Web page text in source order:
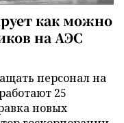
как можно
на АЭС
персонал на
25
новых